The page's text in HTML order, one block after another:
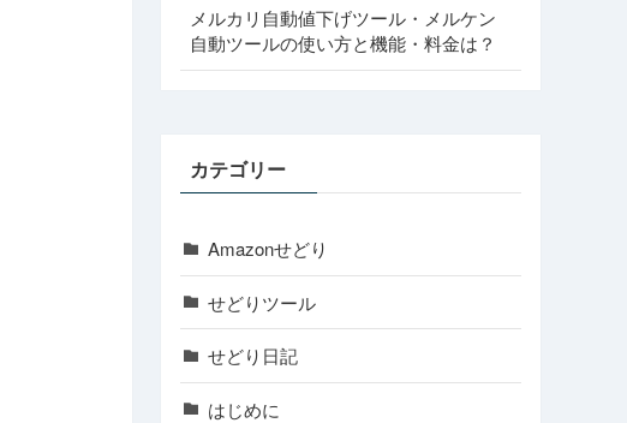
メルカリ自動値下げツール・メルケン
自動ツールの使い方と機能・料金は？
カテゴリー
Amazonせどり
せどりツール
せどり日記
はじめに